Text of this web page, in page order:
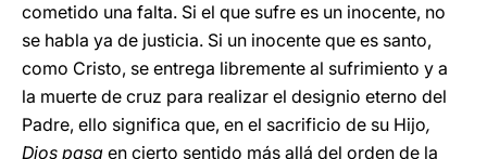
cometido una falta. Si el que sufre es un inocente, no
se habla ya de justicia. Si un inocente que es santo,
como Cristo, se entrega libremente al sufrimiento y a
la muerte de cruz para realizar el designio eterno del
Padre, ello significa que, en el sacrificio de su Hijo,
Dios pasa en cierto sentido más allá del orden de la